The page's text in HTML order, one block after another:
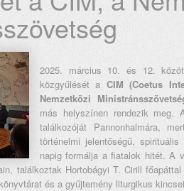
2025. március 10. és 12.
közgyűlését a CIM (Coetus
Nemzetközi
más helyszínen rendezik meg.
találkozóját Pannonhalmára,
történelmi jelentőségű,
napig formálja a fiatalok hitét. A
találkoztak Hortobágyi T. Cirill
és a gyűjtemény liturgikus